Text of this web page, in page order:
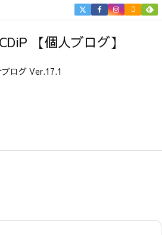
【個人ブログ】
ログ Ver.17.1

